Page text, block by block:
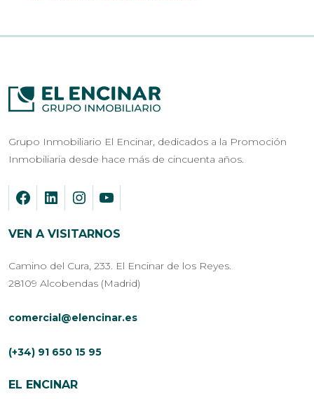
Grupo Inmobiliario El Encinar, dedicados a la Promoción
Inmobiliaria desde hace más de cincuenta años.
VEN A VISITARNOS
Camino del Cura, 233. El Encinar de los Reyes.
28109 Alcobendas (Madrid)
comercial@elencinar.es
(+34) 91 650 15 95
EL ENCINAR